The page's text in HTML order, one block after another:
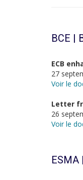
BCE |
ECB
27
Voir le
Letter
26
Voir le